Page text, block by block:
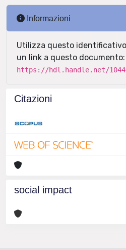
Informazioni
Utilizza questo
un link a questo documento:
https://hdl.handle.net/
Citazioni
social impact